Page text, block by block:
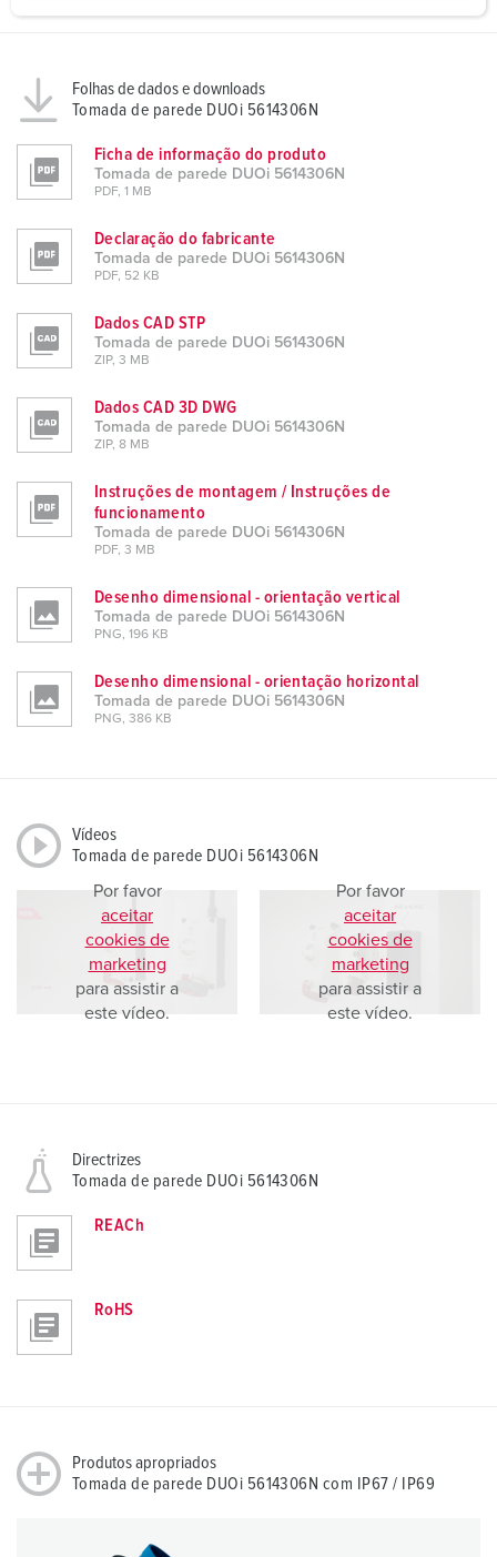
Folhas de dados e downloads
Tomada de parede DUOi 5614306N
Ficha de informação do produto
Tomada de parede DUOi 5614306N
PDF, 1 MB
Declaração do fabricante
Tomada de parede DUOi 5614306N
PDF, 52 KB
Dados CAD STP
Tomada de parede DUOi 5614306N
ZIP, 3 MB
Dados CAD 3D DWG
Tomada de parede DUOi 5614306N
ZIP, 8 MB
Instruções de montagem / Instruções de
funcionamento
Tomada de parede DUOi 5614306N
PDF, 3 MB
Desenho dimensional - orientação vertical
Tomada de parede DUOi 5614306N
PNG, 196 KB
Desenho dimensional - orientação horizontal
Tomada de parede DUOi 5614306N
PNG, 386 KB
Vídeos
Tomada de parede DUOi 5614306N
Por favor
aceitar
cookies de
marketing
para assistir a
este vídeo.
Por favor
aceitar
cookies de
marketing
para assistir a
este vídeo.
Directrizes
Tomada de parede DUOi 5614306N
REACh
RoHS
Produtos apropriados
Tomada de parede DUOi 5614306N com IP67 / IP69